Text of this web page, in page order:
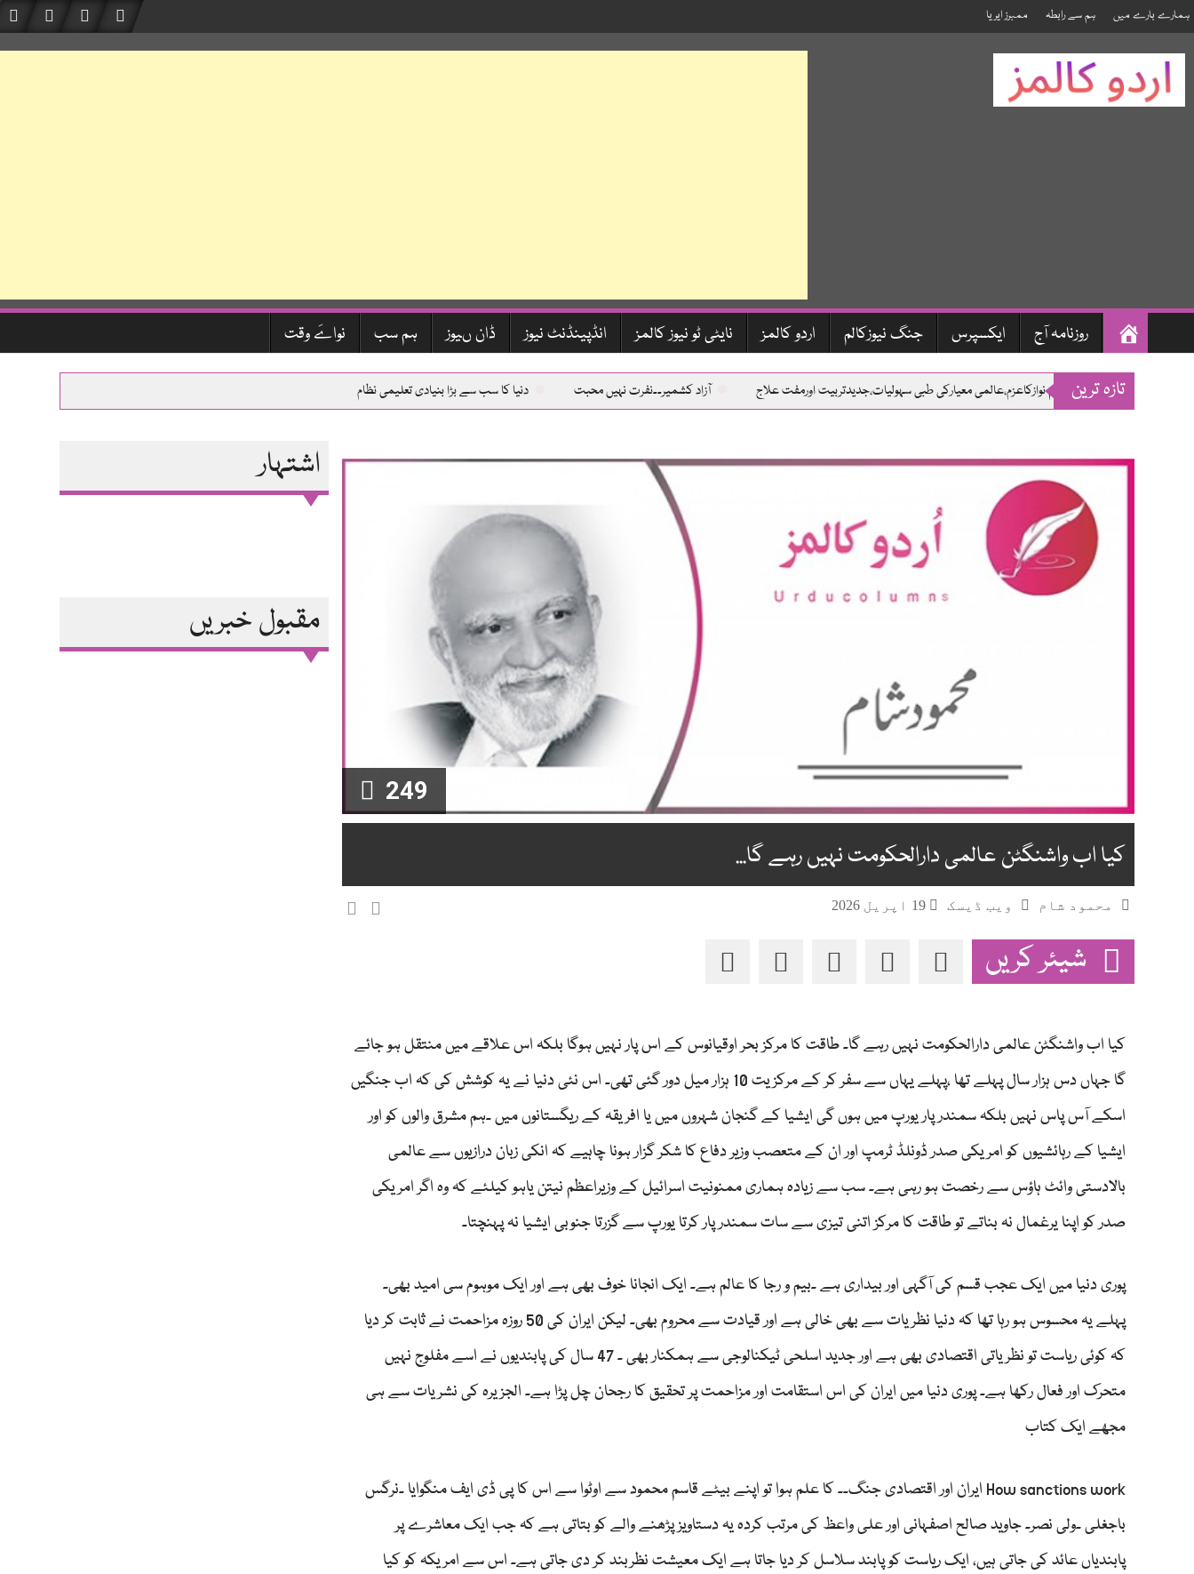
ہمارے بارے میں ہم سے رابطہ ممبرز ایریا
صفحہ
اول
روزنامہ آج ایکسپرس جنگ نیوزکالم اردو کالمز نایٹی ٹو نیوز کالمز انڈپینڈنٹ نیوز ڈان ںیوز ہم سب نواےَ وقت
تازہ ترین
وزیراعلی،مریم نوازکاعزم،عالمی معیارکی طبی سہولیات،جدیدتربیت اورمفت علاج آزاد کشمیر۔۔نفرت نہیں محبت
دنیا کا سب سے بڑا بنیادی تعلیمی نظام
اشتہار
مقبول خبریں
249
کیا اب واشنگٹن عالمی دارالحکومت نہیں رہے گا...
محمود شام ویب ڈیسک
شیئر کریں
کیا اب واشنگٹن عالمی دارالحکومت نہیں رہے گا۔ طاقت کا مرکز بحر اوقیانوس کے اس پار نہیں ہوگا بلکہ اس علاقے میں منتقل ہو جائے
گا جہاں دس ہزار سال پہلے تھا ،پہلے یہاں سے سفر کر کے مرکزیت 10 ہزار میل دور گئی تھی۔ اس نئی دنیا نے یہ کوشش کی کہ اب جنگیں
اسکے آس پاس نہیں بلکہ سمندر پار یورپ میں ہوں گی ایشیا کے گنجان شہروں میں یا افریقہ کے ریگستانوں میں ۔ہم مشرق والوں کو اور
ایشیا کے رہائشیوں کو امریکی صدر ڈونلڈ ٹرمپ اور ان کے متعصب وزیر دفاع کا شکر گزار ہونا چاہیے کہ انکی زبان درازیوں سے عالمی
بالادستی وائٹ ہاؤس سے رخصت ہو رہی ہے۔ سب سے زیادہ ہماری ممنونیت اسرائیل کے وزیراعظم نیتن یاہو کیلئے کہ وہ اگر امریکی
صدر کو اپنا یرغمال نہ بناتے تو طاقت کا مرکز اتنی تیزی سے سات سمندر پار کرتا یورپ سے گزرتا جنوبی ایشیا نہ پہنچتا۔
پوری دنیا میں ایک عجب قسم کی آگہی اور بیداری ہے ۔بیم و رجا کا عالم ہے۔ ایک انجانا خوف بھی ہے اور ایک موہوم سی امید بھی۔
پہلے یہ محسوس ہو رہا تھا کہ دنیا نظریات سے بھی خالی ہے اور قیادت سے محروم بھی۔ لیکن ایران کی 50 روزہ مزاحمت نے ثابت کر دیا
کہ کوئی ریاست تو نظریاتی اقتصادی بھی ہے اور جدید اسلحی ٹیکنالوجی سے ہمکنار بھی ۔ 47 سال کی پابندیوں نے اسے مفلوج نہیں
متحرک اور فعال رکھا ہے۔ پوری دنیا میں ایران کی اس استقامت اور مزاحمت پر تحقیق کا رجحان چل پڑا ہے۔ الجزیرہ کی نشریات سے ہی
مجھے ایک کتاب
How sanctions work ایران اور اقتصادی جنگ۔۔ کا علم ہوا تو اپنے بیٹے قاسم محمود سے اوٹوا سے اس کا پی ڈی ایف منگوایا ۔نرگس
باجغلی ۔ولی نصر۔ جاوید صالح اصفہانی اور علی واعظ کی مرتب کردہ یہ دستاویز پڑھنے والے کو بتاتی ہے کہ جب ایک معاشرے پر
پابندیاں عائد کی جاتی ہیں، ایک ریاست کو پابند سلاسل کر دیا جاتا ہے ایک معیشت نظربند کر دی جاتی ہے۔ اس سے امریکہ کو کیا